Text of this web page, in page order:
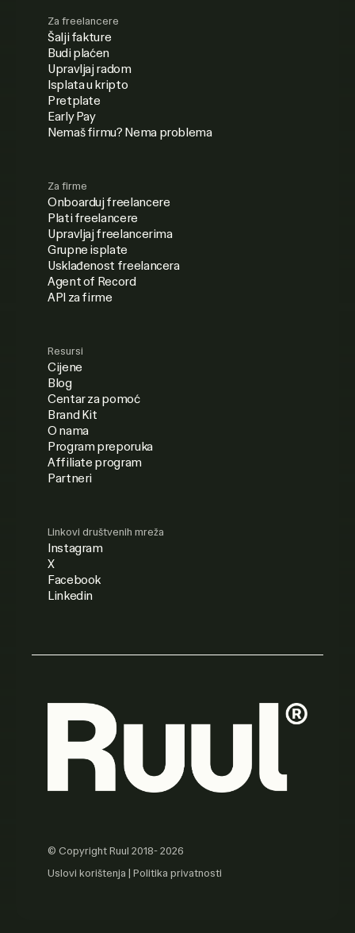
Za freelancere
Šalji fakture
Budi plaćen
Upravljaj radom
Isplata u kripto
Pretplate
Early Pay
Nemaš firmu? Nema problema
Za firme
Onboarduj freelancere
Plati freelancere
Upravljaj freelancerima
Grupne isplate
Usklađenost freelancera
Agent of Record
API za firme
Resursi
Cijene
Blog
Centar za pomoć
Brand Kit
O nama
Program preporuka
Affiliate program
Partneri
© Copyright Ruul 2018- 2026
Uslovi korištenja | Politika privatnosti
Linkovi društvenih mreža
Instagram
X
Facebook
Linkedin